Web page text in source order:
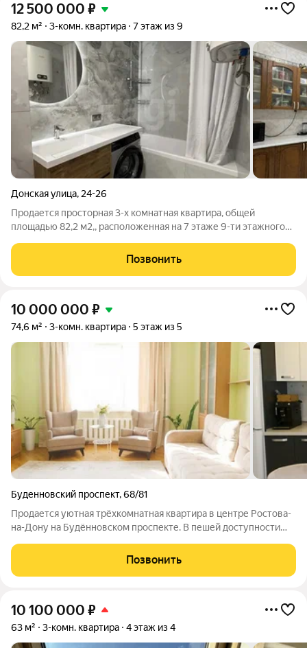
12 500 000 ₽
82,2 м² 3-комн. квартира 7 этаж из 9
Донская улица, 24-26
Продается просторная 3-х комнатная квартира, общей
площадью 82,2 м2,, расположенная на 7 этаже 9-ти этажного
просторные изолированные комнаты, кухня 11кв.м., а так же
три балкона и гардеробная.
Позвонить
10 000 000 ₽
74,6 м² 3-комн. квартира 5 этаж из 5
Буденновский проспект,68/81
Продается уютная трёхкомнатная квартира в центре Ростова-
на-Дону на Будённовском проспекте. В пешей доступности
можно приобрести все необходимое для повседневной жизни.
Отличная транспортная
Позвонить
10 100 000 ₽
63 м² 3-комн. квартира 4 этаж из 4